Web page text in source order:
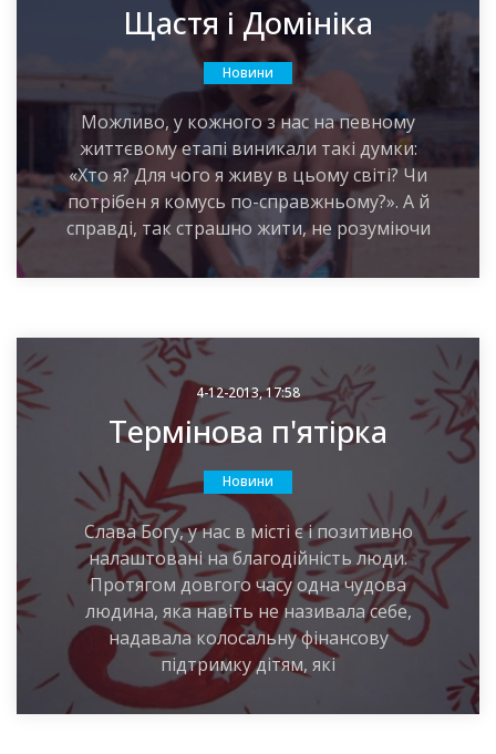
Щастя і Домініка
Новини
Можливо, у кожного з нас на певному
життєвому етапі виникали такі думки:
«Хто я? Для чого я живу в цьому світі? Чи
потрібен я комусь по-справжньому?». А й
справді, так страшно жити, не розуміючи
4-12-2013, 17:58
Термінова п'ятірка
Новини
Слава Богу, у нас в місті є і позитивно
налаштовані на благодійність люди.
Протягом довгого часу одна чудова
людина, яка навіть не називала себе,
надавала колосальну фінансову
підтримку дітям, які